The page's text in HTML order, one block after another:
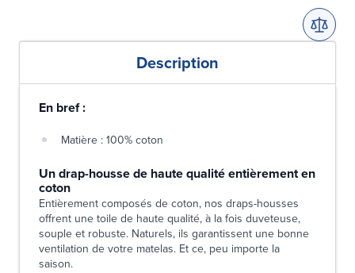
Description
En bref :
Matière : 100% coton
Un drap-housse de haute qualité entièrement en
coton
Entièrement composés de coton, nos draps-housses
offrent une toile de haute qualité, à la fois duveteuse,
souple et robuste. Naturels, ils garantissent une bonne
ventilation de votre matelas. Et ce, peu importe la
saison.